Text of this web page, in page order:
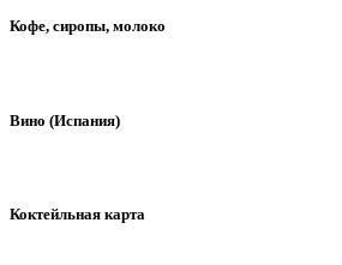
Кофе, сиропы, молоко
Вино (Испания)
Коктейльная карта